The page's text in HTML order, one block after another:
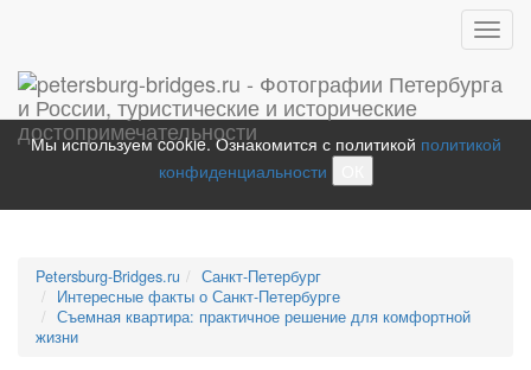
Мы используем cookie. Ознакомится с политикой политикой
конфиденциальности
Petersburg-Bridges.ru
Санкт-Петербург
Интересные факты о Санкт-Петербурге
Съемная квартира: практичное решение для комфортной
жизни